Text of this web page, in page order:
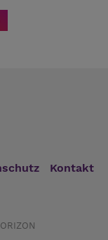
Kontakt